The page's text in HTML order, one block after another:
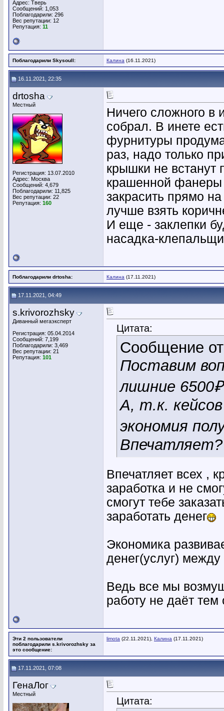
Адрес: Тверь
Сообщений: 1,053
Поблагодарили: 296
Вес репутации: 12
Репутация: 11
Поблагодарили Skysoull: Калина (16.11.2021)
16.11.2021, 22:35
drtosha
Местный
Регистрация: 13.07.2010
Адрес: Москва
Сообщений: 4,679
Поблагодарили: 11,825
Вес репутации: 22
Репутация: 160
Ничего сложного в
собрал. В инете
фурнитуры
раз, надо только
крышки не
крашенной фанеры
закрасить прямо
лучше взять
И еще - заклепки
насадка-
Поблагодарили drtosha: Калина (17.11.2021)
17.11.2021, 04:49
s.krivorozhsky
Диванный мегаэксперт
Регистрация: 05.04.2014
Сообщений: 7,199
Поблагодарили: 3,469
Вес репутации: 21
Репутация: 101
Цитата:
Сообщение
Поставим
лишние
А, т.к.
экономия
Впечатляет?
Впечатляет всех ,
заработка и не
смогут тебе
заработать денег
Экономика
денег(услуг)
Ведь все мы
работу не даёт
Эти 2 пользователи
поблагодарили s.krivorozhsky за
это сообщение:
limota (22.11.2021), Калина (17.11.2021)
17.11.2021, 07:08
ГенаЛог
Местный
Цитата: